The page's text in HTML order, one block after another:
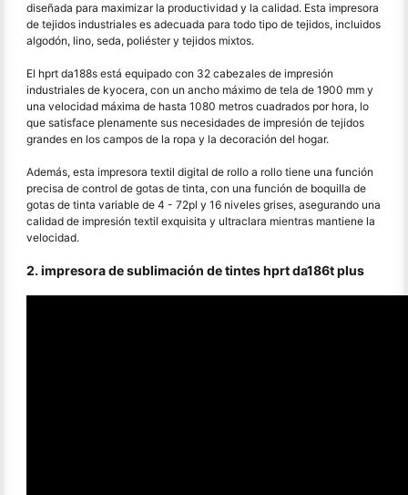
diseñada para maximizar la productividad y la calidad. Esta impresora
de tejidos industriales es adecuada para todo tipo de tejidos, incluidos
algodón, lino, seda, poliéster y tejidos mixtos.
El hprt da188s está equipado con 32 cabezales de impresión
industriales de kyocera, con un ancho máximo de tela de 1900 mm y
una velocidad máxima de hasta 1080 metros cuadrados por hora, lo
que satisface plenamente sus necesidades de impresión de tejidos
grandes en los campos de la ropa y la decoración del hogar.
Además, esta impresora textil digital de rollo a rollo tiene una función
precisa de control de gotas de tinta, con una función de boquilla de
gotas de tinta variable de 4 - 72pl y 16 niveles grises, asegurando una
calidad de impresión textil exquisita y ultraclara mientras mantiene la
velocidad.
2. impresora de sublimación de tintes hprt da186t plus